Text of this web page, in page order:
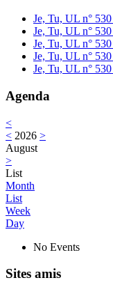
Je, Tu, UL n°
Je, Tu, UL n°
Je, Tu, UL n°
Je, Tu, UL n°
Je, Tu, UL n°
Agenda
<
< 2026 >
August
>
List
Month
List
Week
Day
No Events
Sites amis